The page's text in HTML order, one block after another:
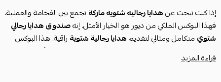
إذا كنت تبحث عنهدايا رجاليه شتويه ماركةتجمع بين الفخامة والعملية،
فهذا البوكس الملكي من ديور هو الخيار الأمثل. إنهصندوق هدايا رجالي
شتوي متكامل ومثالي لتقديمهدايا رجالية شتوية راقية. هذا البوكس
، ويُعد من أرقى
الشتاء للرجال
قراءة المزيد